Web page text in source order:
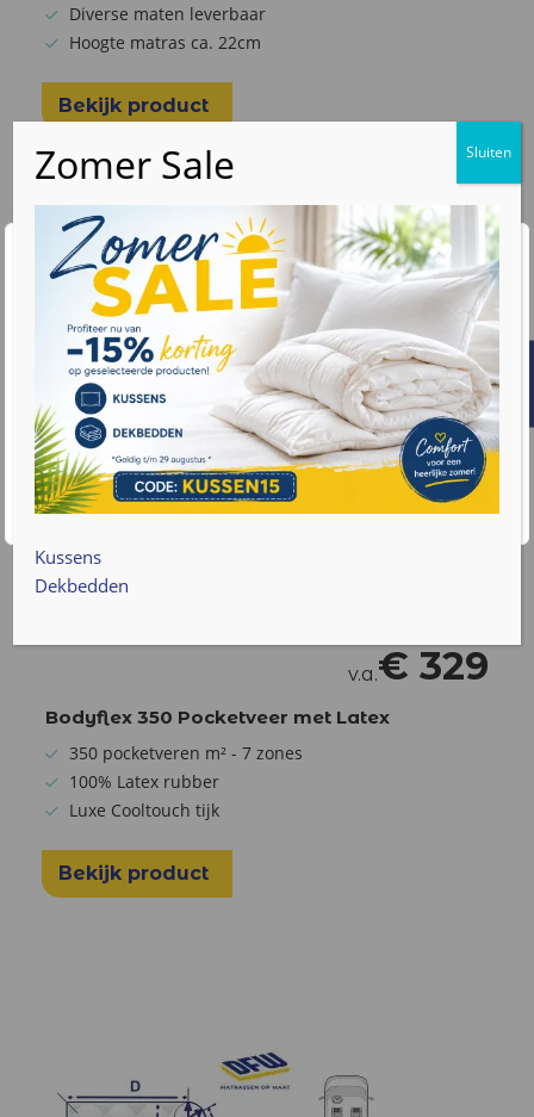
Wij waarderen uw privacy
We gebruiken cookies om uw browse-ervaring te
verbeteren, gepersonaliseerde advertenties of inhoud
weer te geven en ons verkeer te analyseren. Door op
"Alles accepteren" te klikken, gaat u akkoord met ons
gebruik van cookies. Lees meer informatie over hoe we
met uw gegevens omgaan op onze privacy policy pagina .
Cookie instellingen
Accepteren
Diverse maten leverbaar
Hoogte matras ca. 22cm
Bekijk product
v.a.€ 329
Bodyflex 350 Pocketveer met Latex
350 pocketveren m² - 7 zones
100% Latex rubber
Luxe Cooltouch tijk
Bekijk product
Kussens
Dekbedden